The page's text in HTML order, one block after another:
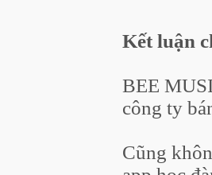
Kết luận
BEE
công ty
Cũng